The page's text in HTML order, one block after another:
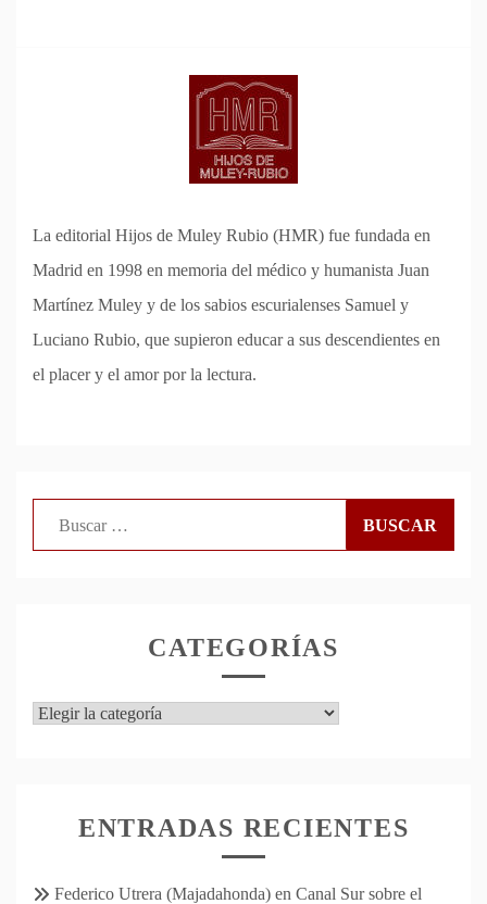
La editorial Hijos de Muley Rubio (HMR) fue fundada en
Madrid en 1998 en memoria del médico y humanista Juan
Martínez Muley y de los sabios escurialenses Samuel y
Luciano Rubio, que supieron educar a sus descendientes en
el placer y el amor por la lectura.
CATEGORÍAS
Categorías
ENTRADAS RECIENTES
Federico Utrera (Majadahonda) en Canal Sur sobre el